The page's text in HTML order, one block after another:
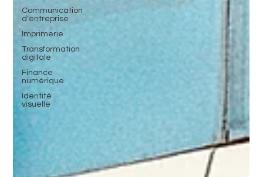
Communication
d'entreprise
Imprimerie
Transformation
digitale
Finance
numérique
Identité
visuelle